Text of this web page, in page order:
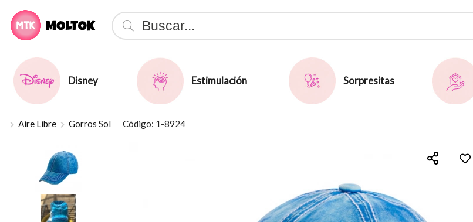
Compartir por email
Disney Estimulación Sorpresitas
Aire Libre Gorros Sol Código: 1-8924